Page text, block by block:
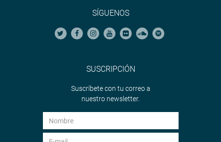
SÍGUENOS
SUSCRIPCIÓN
Suscríbete con tu correo a
nuestro newsletter.